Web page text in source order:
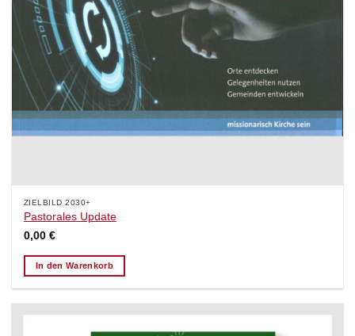
ZIELBILD 2030+
Pastorales Update
0,00 €
In den Warenkorb